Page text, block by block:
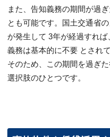
また、告知義務の期間が過
とも可能です。国土交通省
が発生して 3年が経過すれ
義務は基本的に不要 とされて
そのため、この期間を過ぎ
選択肢のひとつです。